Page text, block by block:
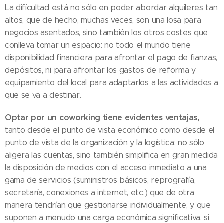
La difícultad está no sólo en poder abordar alquileres tan
altos, que de hecho, muchas veces, son una losa para
negocios asentados, sino también los otros costes que
conlleva tomar un espacio: no todo el mundo tiene
disponibilidad financiera para afrontar el pago de fianzas,
depósitos, ni para afrontar los gastos de reforma y
equipamiento del local para adaptarlos a las actividades a
que se va a destinar.
Optar por un coworking tiene evidentes ventajas,
tanto desde el punto de vista económico como desde el
punto de vista de la organización y la logística: no sólo
aligera las cuentas, sino también simplifica en gran medida
la disposición de medios con el acceso inmediato a una
gama de servicios (suministros básicos, reprografía,
secretaría, conexiones a internet, etc.) que de otra
manera tendrían que gestionarse individualmente, y que
suponen a menudo una carga económica significativa, si